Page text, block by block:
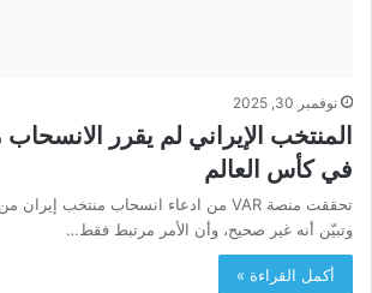
نوفمبر 30, 2025
المنتخب الإيراني لم يقرر
في كأس العالم
وتبيّن أنه غير صحيح، وأن الأمر مرتبط فقط…
أكمل القراءة »